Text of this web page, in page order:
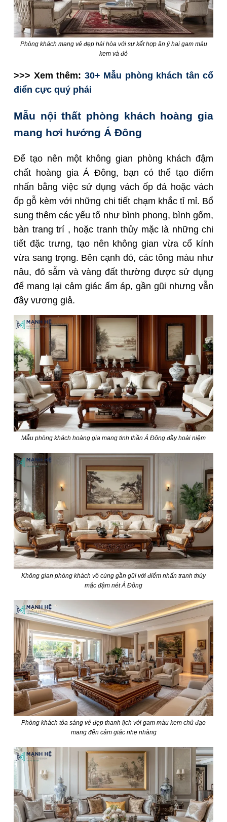
Phòng khách mang vẻ đẹp hài hòa với sự kết hợp ăn ý hai gam màu
kem và đỏ
>>> Xem thêm: 30+ Mẫu phòng khách tân cổ
điển cực quý phái
Mẫu nội thất phòng khách hoàng gia
mang hơi hướng Á Đông
Để tạo nên một không gian phòng khách đậm
chất hoàng gia Á Đông, bạn có thể tạo điểm
nhấn bằng việc sử dụng vách ốp đá hoặc vách
ốp gỗ kèm với những chi tiết chạm khắc tỉ mỉ. Bổ
sung thêm các yếu tố như bình phong, bình gốm,
bàn trang trí , hoặc tranh thủy mặc là những chi
tiết đặc trưng, tạo nên không gian vừa cổ kính
vừa sang trọng. Bên cạnh đó, các tông màu như
nâu, đỏ sẫm và vàng đất thường được sử dụng
để mang lại cảm giác ấm áp, gần gũi nhưng vẫn
đầy vương giả.
Mẫu phòng khách hoàng gia mang tinh thần Á Đông đầy hoài niệm
Không gian phòng khách vô cùng gần gũi với điểm nhấn tranh thủy
mặc đậm nét Á Đông
Phòng khách tỏa sáng vẻ đẹp thanh lịch với gam màu kem chủ đạo
mang đến cảm giác nhẹ nhàng